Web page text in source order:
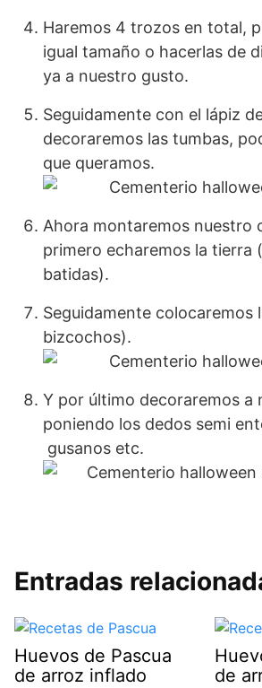
Haremos 4 trozos en total,
igual tamaño o hacerlas de
ya a nuestro gusto.
Seguidamente con el lápiz
decoraremos las tumbas,
que queramos.
Ahora montaremos nuestro
primero echaremos la tierra
batidas).
Seguidamente colocaremos
bizcochos).
Y por último decoraremos a
poniendo los dedos semi
gusanos etc.
Entradas
Huevos de Pascua
de arroz inflado
de